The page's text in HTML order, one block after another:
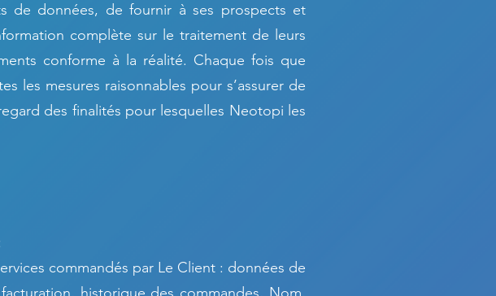
de données, de fournir à ses prospects et
complète sur le traitement de leurs
conforme à la réalité. Chaque fois que
les mesures raisonnables pour s’assurer de
des finalités pour lesquelles Neotopi les
commandés par Le C lient : données de